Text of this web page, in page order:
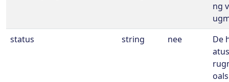
ng
status
string nee
De